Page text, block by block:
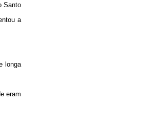
Santo
a
longa
eram